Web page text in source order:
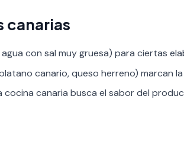
canarias
con sal muy gruesa) para ciertas
canario, queso herreno) marcan
cocina canaria busca el sabor del